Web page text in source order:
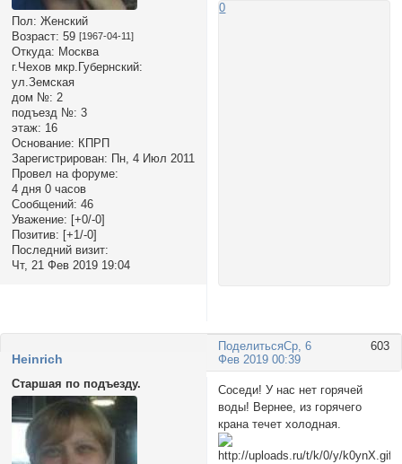
Пол: Женский
Возраст: 59 [1967-04-11]
Откуда: Москва
г.Чехов мкр.Губернский:
ул.Земская
дом №: 2
подъезд №: 3
этаж: 16
Основание: КПРП
Зарегистрирован: Пн, 4 Июл 2011
Провел на форуме:
4 дня 0 часов
Сообщений: 46
Уважение: [+0/-0]
Позитив: [+1/-0]
Последний визит:
Чт, 21 Фев 2019 19:04
0
Поделиться 603
Ср, 6
Фев 2019 00:39
Heinrich
Старшая по подъезду.
Соседи! У нас нет горячей
воды! Вернее, из горячего
крана течет холодная.